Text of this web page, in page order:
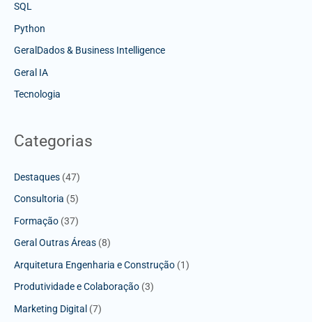
SQL
Python
GeralDados & Business Intelligence
Geral IA
Tecnologia
Categorias
Destaques (47)
Consultoria (5)
Formação (37)
Geral Outras Áreas (8)
Arquitetura Engenharia e Construção (1)
Produtividade e Colaboração (3)
Marketing Digital (7)